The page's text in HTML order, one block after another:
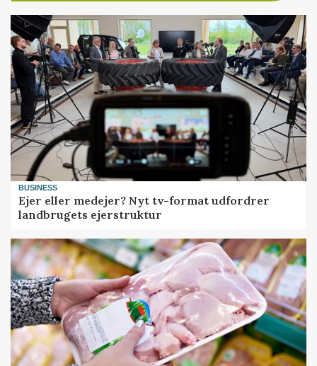
BUSINESS
Ejer eller medejer? Nyt tv-format udfordrer
landbrugets ejerstruktur